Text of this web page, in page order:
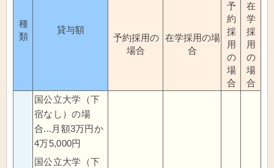
種
類
貸与額
予約採用の
場合
在学採用の場
合
予
約
採
用
の
場
合
在
学
採
用
の
場
合
国公立大学（下
宿なし）の場
合...月額3万円か
4万5,000円
国公立大学（下